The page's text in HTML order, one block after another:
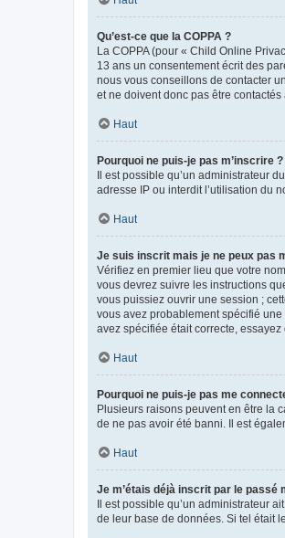
Qu’est-ce que la COPPA ?
La COPPA (pour « Child Online
13 ans un consentement écrit des
nous vous conseillons de contacter
et ne doivent donc pas être
Haut
Pourquoi ne puis-je pas m’inscrire ?
Il est possible qu’un administrateur
adresse IP ou interdit l’utilisation du
Haut
Je suis inscrit mais je ne peux pas
Vérifiez en premier lieu que votre
vous devrez suivre les instructions
vous puissiez ouvrir une session ;
vous avez probablement spécifié
avez spécifiée était correcte,
Haut
Pourquoi ne puis-je pas me
Plusieurs raisons peuvent en être la
de ne pas avoir été banni. Il est
Haut
Je m’étais déjà inscrit par le passé
Il est possible qu’un administrateur
de leur base de données. Si tel était